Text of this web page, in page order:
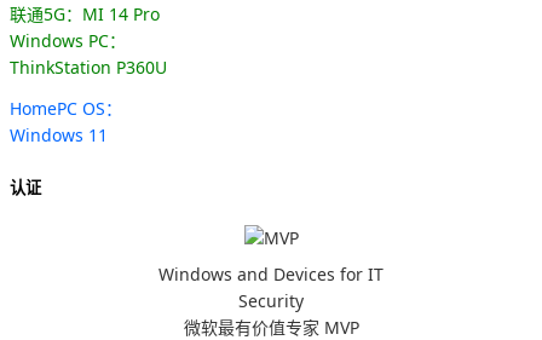
联通5G：MI 14 Pro
Windows PC：
ThinkStation P360U
HomePC OS：
Windows 11
认证
Windows and Devices for IT
Security
微软最有价值专家 MVP